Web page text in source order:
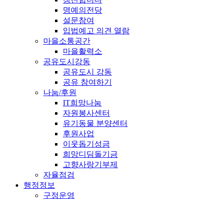
명예의전당
설문참여
입법예고 의견 열람
마을소통공간
마을활력소
공유도시강동
공유도시 강동
공유 참여하기
나눔/후원
IT희망나눔
자원봉사센터
유기동물 분양센터
후원사업
이웃돕기성금
희망디딤돌기금
고향사랑기부제
자율점검
행정정보
구정운영